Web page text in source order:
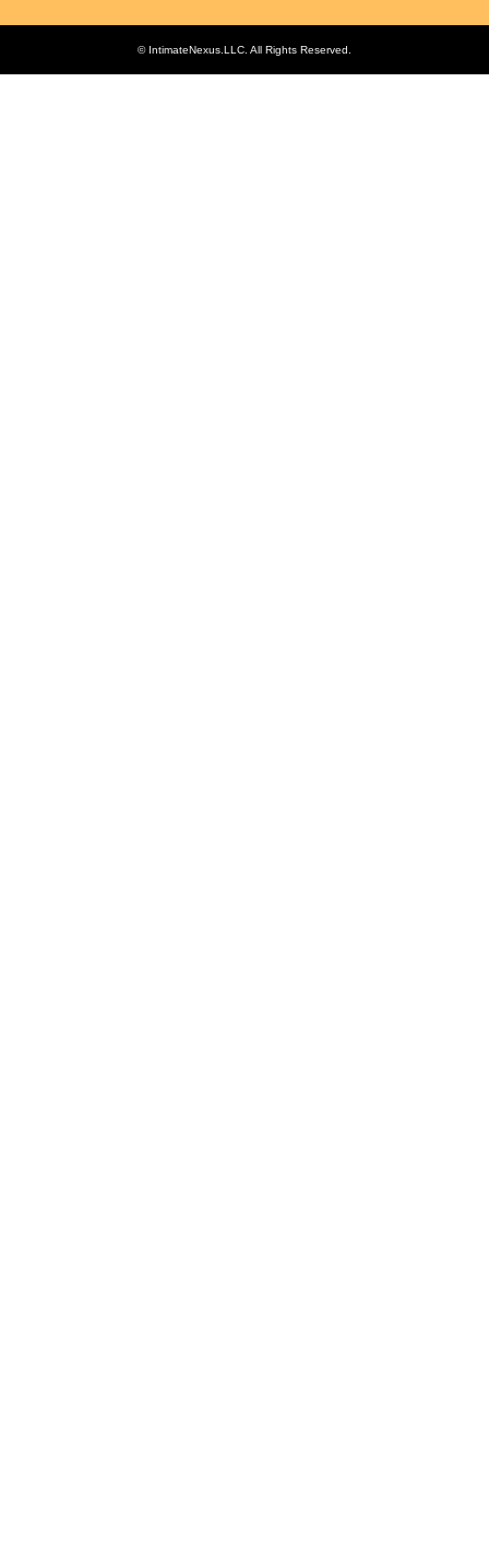
© IntimateNexus.LLC . All Rights Reserved.